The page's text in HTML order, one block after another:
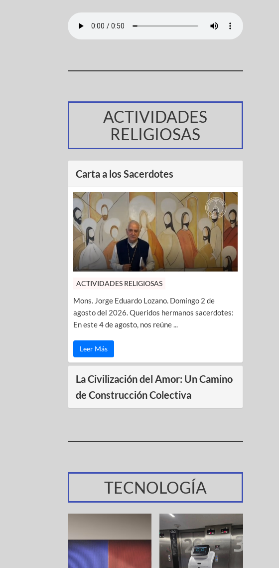
ACTIVIDADES
RELIGIOSAS
Carta a los Sacerdotes
ACTIVIDADES RELIGIOSAS
Mons. Jorge Eduardo Lozano. Domingo 2 de
agosto del 2026. Queridos hermanos sacerdotes:
En este 4 de agosto, nos reúne ...
Leer Más
La Civilización del Amor: Un Camino
de Construcción Colectiva
TECNOLOGÍA